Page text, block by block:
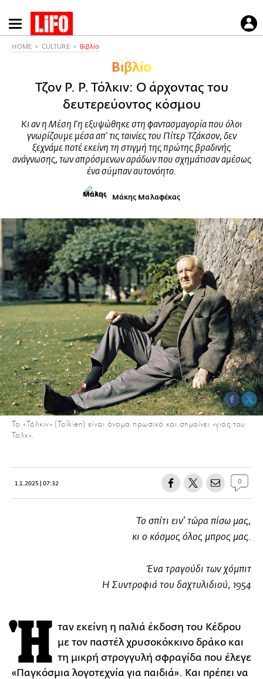
Παράκαμψη
προς
HOME CULTURE Βιβλίο
Βιβλίο
Τζον Ρ. Ρ. Τόλκιν: Ο άρχοντας του
δευτερεύοντος κόσμου
Κι αν η Μέση Γη εξυψώθηκε στη φαντασμαγορία που όλοι
γνωρίζουμε μέσα απ’ τις ταινίες του Πίτερ Τζάκσον, δεν
ξεχνάμε ποτέ εκείνη τη στιγμή της πρώτης βραδινής
ανάγνωσης, των απρόσμενων αράδων που σχημάτισαν αμέσως
ένα σύμπαν αυτονόητο.
Μάκης Μαλαφέκας
Το «Τόλκιν» (Tolkien) είναι όνομα πρωσικό και σημαίνει «γιος του
Τολκ».
1.1.2025 | 07:32 0
Το σπίτι ειν’ τώρα πίσω μας,
κι ο κόσμος όλος μπρος μας.
Ένα τραγούδι των χόμπιτ
Η Συντροφιά του δαχτυλιδιού, 1954
Ή ταν εκείνη η παλιά έκδοση του Κέδρου
με τον παστέλ χρυσοκόκκινο δράκο και
τη μικρή στρογγυλή σφραγίδα που έλεγε
«Παγκόσμια λογοτεχνία για παιδιά». Και πρέπει να